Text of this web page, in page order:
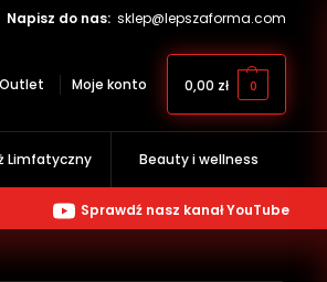
Napisz do nas: sklep@lepszaforma.com
Outlet Moje konto 0,00 zł 0
Limfatyczny Beauty i wellness
Sprawdź nasz kanał YouTube